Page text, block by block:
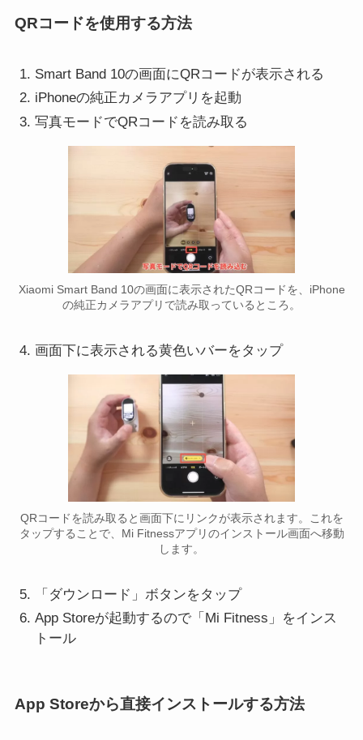
QRコードを使用する方法
Smart Band 10の画面にQRコードが表示される
iPhoneの純正カメラアプリを起動
写真モードでQRコードを読み取る
Xiaomi Smart Band 10の画面に表示されたQRコードを、iPhone
の純正カメラアプリで読み取っているところ。
画面下に表示される黄色いバーをタップ
QRコードを読み取ると画面下にリンクが表示されます。これを
タップすることで、Mi Fitnessアプリのインストール画面へ移動
します。
「ダウンロード」ボタンをタップ
App Storeが起動するので「Mi Fitness」をインス
トール
App Storeから直接インストールする方法